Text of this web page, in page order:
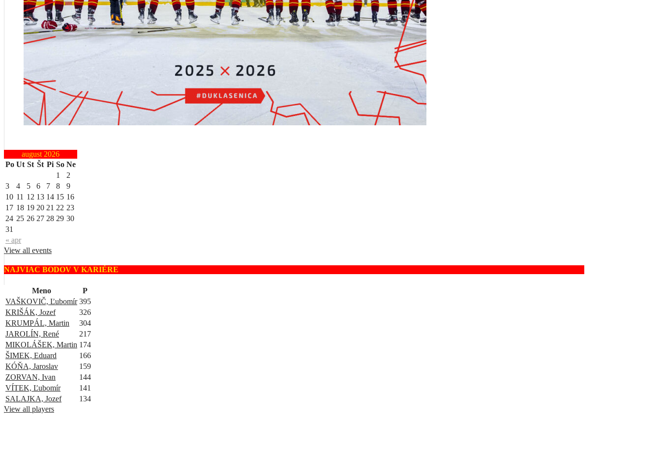
august 2026
Po Ut St Št Pi So Ne
« apr
1
2
3
4 5 6 7 8
9
10 11 12 13 14 15 16
17 18 19 20 21 22 23
24 25 26 27 28 29 30
31
View all events
NAJVIAC BODOV V KARIÉRE
Meno
P
VAŠKOVIČ, Ľubomír 395
KRIŠÁK, Jozef
326
KRUMPÁL, Martin
304
JAROLÍN, René
217
MIKOLÁŠEK, Martin 174
ŠIMEK, Eduard
166
KÓŇA, Jaroslav
159
ZORVAN, Ivan
144
VÍTEK, Ľubomír
141
SALAJKA, Jozef
134
View all players